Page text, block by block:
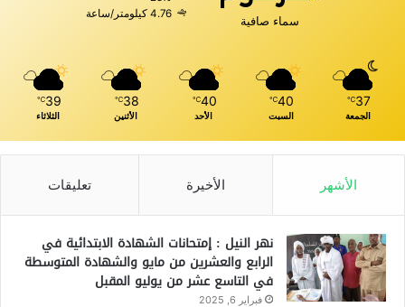
سماء صافية
4.76 كيلومتر/ساعة
37
℃
الجمعة
40
℃
السبت
40
℃
الأحد
38
℃
الأثنين
39
℃
الثلاثاء
الأشهر الأخيرة تعليقات
نهر النيل : إمتحانات الشهادة الابتدائية في
الرابع والعشرين من مايو والشهادة المتوسطة
في التاسع عشر من يوليو المقبل
فبراير 6, 2025